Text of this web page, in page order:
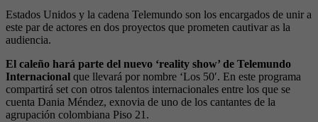
Estados Unidos y la cadena Telemundo son los encargados de unir a
este par de actores en dos proyectos que prometen cautivar as la
audiencia.
El caleño hará parte del nuevo ‘reality show’ de Telemundo
Internacional que llevará por nombre ‘Los 50′. En este programa
compartirá set con otros talentos internacionales entre los que se
cuenta Dania Méndez, exnovia de uno de los cantantes de la
agrupación colombiana Piso 21.